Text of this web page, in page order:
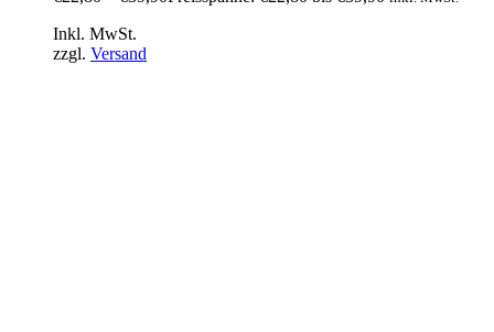
Inkl. MwSt.
zzgl. Versand